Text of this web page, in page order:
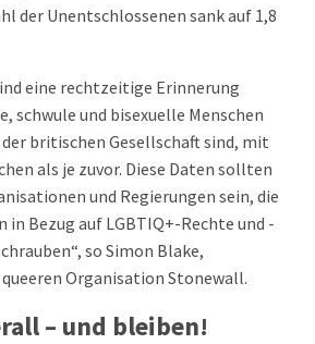
der Unentschlossenen sank auf 1,8
eine rechtzeitige Erinnerung
schwule und bisexuelle Menschen
britischen Gesellschaft sind, mit
als je zuvor. Diese Daten sollten
und Regierungen sein, die
Bezug auf LGBTIQ+-Rechte und -
so Simon Blake,
Organisation Stonewall.
– und bleiben!